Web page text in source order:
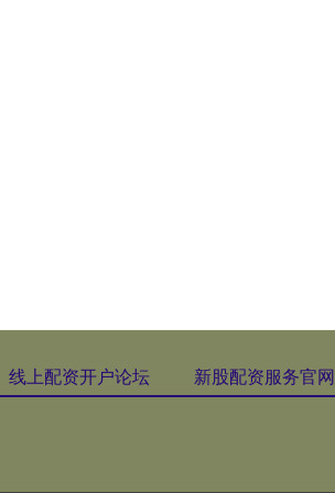
线上配资开户论坛 新股配资服务官网